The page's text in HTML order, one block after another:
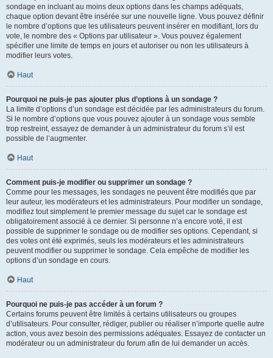
sondage en incluant au moins deux options dans les champs adéquats,
chaque option devant être insérée sur une nouvelle ligne. Vous pouvez définir
le nombre d’options que les utilisateurs peuvent insérer en modifiant, lors du
vote, le nombre des « Options par utilisateur ». Vous pouvez également
spécifier une limite de temps en jours et autoriser ou non les utilisateurs à
modifier leurs votes.
Haut
Pourquoi ne puis-je pas ajouter plus d’options à un sondage ?
La limite d’options d’un sondage est décidée par les administrateurs du forum.
Si le nombre d’options que vous pouvez ajouter à un sondage vous semble
trop restreint, essayez de demander à un administrateur du forum s’il est
possible de l’augmenter.
Haut
Comment puis-je modifier ou supprimer un sondage ?
Comme pour les messages, les sondages ne peuvent être modifiés que par
leur auteur, les modérateurs et les administrateurs. Pour modifier un sondage,
modifiez tout simplement le premier message du sujet car le sondage est
obligatoirement associé à ce dernier. Si personne n’a encore voté, il est
possible de supprimer le sondage ou de modifier ses options. Cependant, si
des votes ont été exprimés, seuls les modérateurs et les administrateurs
peuvent modifier ou supprimer le sondage. Cela empêche de modifier les
options d’un sondage en cours.
Haut
Pourquoi ne puis-je pas accéder à un forum ?
Certains forums peuvent être limités à certains utilisateurs ou groupes
d’utilisateurs. Pour consulter, rédiger, publier ou réaliser n’importe quelle autre
action, vous avez besoin des permissions adéquates. Essayez de contacter un
modérateur ou un administrateur du forum afin de lui demander un accès.